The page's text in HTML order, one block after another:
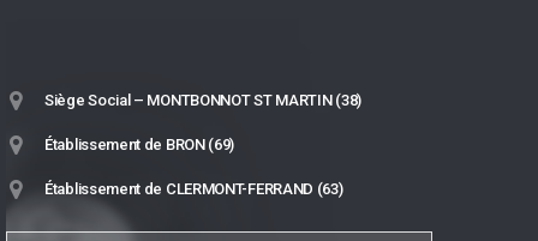
Siège Social – MONTBONNOT ST MARTIN (38)
Établissement de BRON (69)
Établissement de CLERMONT-FERRAND (63)